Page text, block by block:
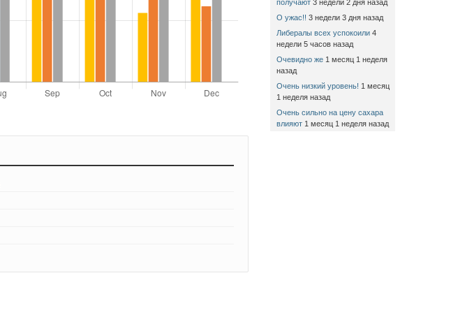
получают 3 недели 2 дня назад
О ужас!! 3 недели 3 дня назад
Либералы всех успокоили 4
недели 5 часов назад
Очевидно же 1 месяц 1 неделя
назад
Очень низкий уровень! 1 месяц
1 неделя назад
Очень сильно на цену сахара
влияют 1 месяц 1 неделя назад